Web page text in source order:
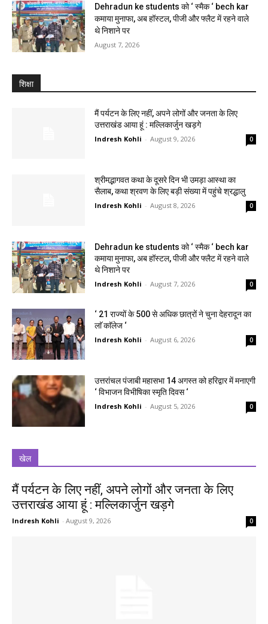
Dehradun ke students को ‘ स्मैक ‘ bech kar
कमाया मुनाफा, अब हॉस्टल, पीजी और फ्लैट में रहने वाले
थे निशाने पर
August 7, 2026
शिक्षा
मैं पर्यटन के लिए नहीं, अपने लोगों और जनता के लिए
उत्तराखंड आया हूं : मल्लिकार्जुन खड़गे
Indresh Kohli - August 9, 2026 0
श्रीमद्भागवत कथा के दूसरे दिन भी उमड़ा आस्था का
सैलाब, कथा श्रवण के लिए बड़ी संख्या में पहुंचे श्रद्धालु
Indresh Kohli - August 8, 2026 0
Dehradun ke students को ‘ स्मैक ‘ bech kar
कमाया मुनाफा, अब हॉस्टल, पीजी और फ्लैट में रहने वाले
थे निशाने पर
Indresh Kohli - August 7, 2026 0
‘ 21 राज्यों के 500 से अधिक छात्रों ने चुना देहरादून का
लाॅ काॅलेज ‘
Indresh Kohli - August 6, 2026 0
उत्तरांचल पंजाबी महासभा 14 अगस्त को हरिद्वार में मनाएगी
‘ विभाजन विभीषिका स्मृति दिवस ‘
Indresh Kohli - August 5, 2026 0
खेल
मैं पर्यटन के लिए नहीं, अपने लोगों और जनता के लिए
उत्तराखंड आया हूं : मल्लिकार्जुन खड़गे
Indresh Kohli - August 9, 2026 0